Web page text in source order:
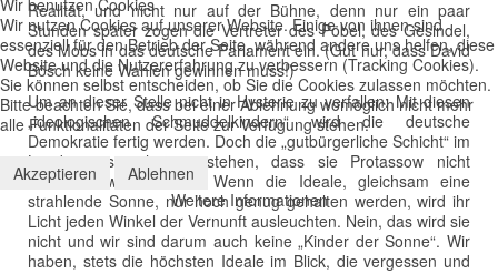
Realität, und nicht nur auf der Bühne, denn nur ein paar
Stunden später zogen die Vertreter des Pöbel, des Gesindel,
des Mobs in das deutsche Parlament ein. (Gut nur, dass David
Bösch keine Wahlen gewinnen muss!)
Um an dieser Stelle nicht in Hysterie zu verfallen: Mit diesen
„ideologischen Schmuddelkindern“ wird die deutsche
Demokratie fertig werden. Doch die „gutbürgerliche Schicht“ im
Land muss sich eingestehen, dass sie Protassow nicht
unähnlich war und ist. Wenn die Ideale, gleichsam eine
strahlende Sonne, nur hoch genug gehalten werden, wird ihr
Licht jeden Winkel der Vernunft ausleuchten. Nein, das wird sie
nicht und wir sind darum auch keine „Kinder der Sonne“. Wir
haben, stets die höchsten Ideale im Blick, die vergessen und
Wir nutzen Cookies auf unserer Website. Einige von ihnen sind
essenziell für den Betrieb der Seite, während andere uns helfen, diese
Website und die Nutzererfahrung zu verbessern (Tracking Cookies).
Sie können selbst entscheiden, ob Sie die Cookies zulassen möchten.
Bitte beachten Sie, dass bei einer Ablehnung womöglich nicht mehr
alle Funktionalitäten der Seite zur Verfügung stehen.
Akzeptieren
Ablehnen
Weitere Informationen